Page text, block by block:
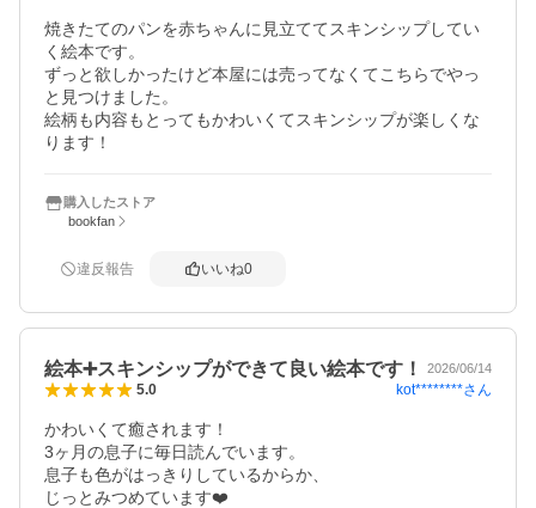
焼きたてのパンを赤ちゃんに見立ててスキンシップしてい
く絵本です。
ずっと欲しかったけど本屋には売ってなくてこちらでやっ
と見つけました。
絵柄も内容もとってもかわいくてスキンシップが楽しくな
ります！
購入したストア
bookfan
違反報告 いいね0
絵本➕スキンシップができて良い絵本です！ 2026/06/14
5.0 kot********さん
かわいくて癒されます！
3ヶ月の息子に毎日読んでいます。
息子も色がはっきりしているからか、
じっとみつめています❤️